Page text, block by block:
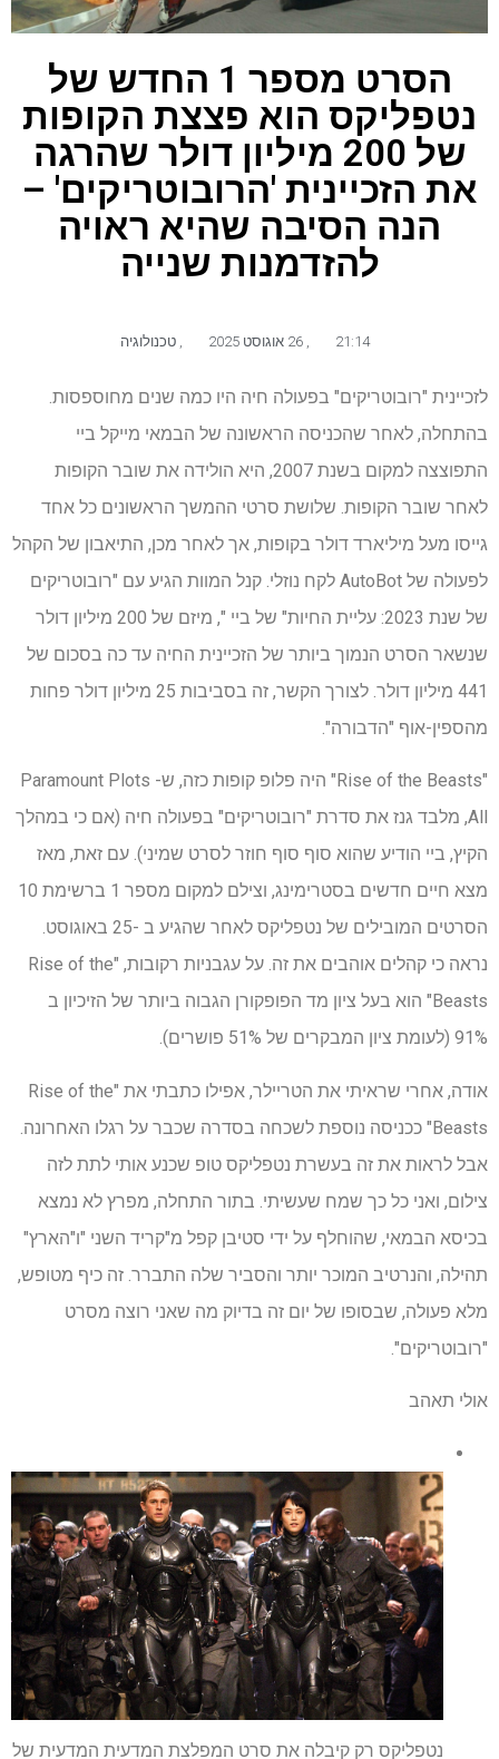
הסרט מספר 1 החדש של
נטפליקס הוא פצצת הקופות
של 200 מיליון דולר שהרגה
את הזכיינית 'הרובוטריקים' –
הנה הסיבה שהיא ראויה
להזדמנות שנייה
21:14 טכנולוגיה
לזכיינית "רובוטריקים" בפעולה חיה היו כמה שנים מחוספסות.
בהתחלה, לאחר שהכניסה הראשונה של הבמאי מייקל ביי
התפוצצה למקום בשנת 2007, היא הולידה את שובר הקופות
לאחר שובר הקופות. שלושת סרטי ההמשך הראשונים כל אחד
גייסו מעל מיליארד דולר בקופות, אך לאחר מכן, התיאבון של הקהל
לפעולה של AutoBot לקח נוזלי. קנל המוות הגיע עם "רובוטריקים
של שנת 2023: עליית החיות" של ביי ", מיזם של 200 מיליון דולר
שנשאר הסרט הנמוך ביותר של הזכיינית החיה עד כה בסכום של
441 מיליון דולר. לצורך הקשר, זה בסביבות 25 מיליון דולר פחות
מהספין-אוף "הדבורה".
"Rise of the Beasts" היה פלופ קופות כזה, ש- Paramount Plots
All, מלבד גנז את סדרת "רובוטריקים" בפעולה חיה (אם כי במהלך
הקיץ, ביי הודיע ​​שהוא סוף סוף חוזר לסרט שמיני). עם זאת, מאז
מצא חיים חדשים בסטרימינג, וצילם למקום מספר 1 ברשימת 10
הסרטים המובילים של נטפליקס לאחר שהגיע ב -25 באוגוסט.
נראה כי קהלים אוהבים את זה. על עגבניות רקובות, "Rise of the
Beasts" הוא בעל ציון מד הפופקורן הגבוה ביותר של הזיכיון ב
91% (לעומת ציון המבקרים של 51% פושרים).
אודה, אחרי שראיתי את הטריילר, אפילו כתבתי את "Rise of the
Beasts" ככניסה נוספת לשכחה בסדרה שכבר על רגלו האחרונה.
אבל לראות את זה בעשרת נטפליקס טופ שכנע אותי לתת לזה
צילום, ואני כל כך שמח שעשיתי. בתור התחלה, מפרץ לא נמצא
בכיסא הבמאי, שהוחלף על ידי סטיבן קפל מ"קריד השני "ו"הארץ"
תהילה, והנרטיב המוכר יותר והסביר שלה התברר. זה כיף מטופש,
מלא פעולה, שבסופו של יום זה בדיוק מה שאני רוצה מסרט
"רובוטריקים".
אולי תאהב
נטפליקס רק קיבלה את סרט המפלצת המדעית המדעית של